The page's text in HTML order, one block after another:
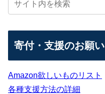
寄付・支援のお願い
Amazon欲しいものリスト
各種支援方法の詳細